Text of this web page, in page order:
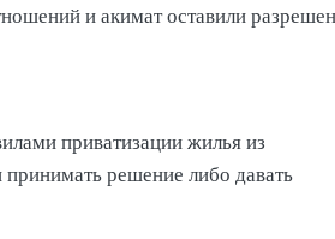
и акимат оставили
приватизации жилья из
решение либо давать